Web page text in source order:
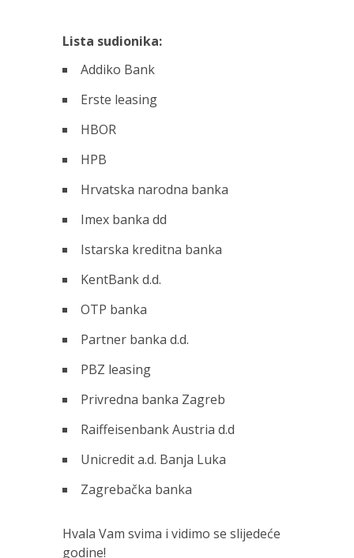
Lista sudionika:
Addiko Bank
Erste leasing
HBOR
HPB
Hrvatska narodna banka
Imex banka dd
Istarska kreditna banka
KentBank d.d.
OTP banka
Partner banka d.d.
PBZ leasing
Privredna banka Zagreb
Raiffeisenbank Austria d.d
Unicredit a.d. Banja Luka
Zagrebačka banka
Hvala Vam svima i vidimo se slijedeće
godine!